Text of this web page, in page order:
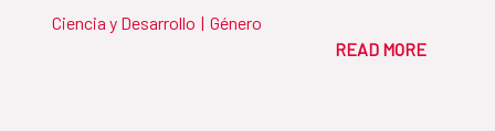
Ciencia y Desarrollo | Género
READ MORE